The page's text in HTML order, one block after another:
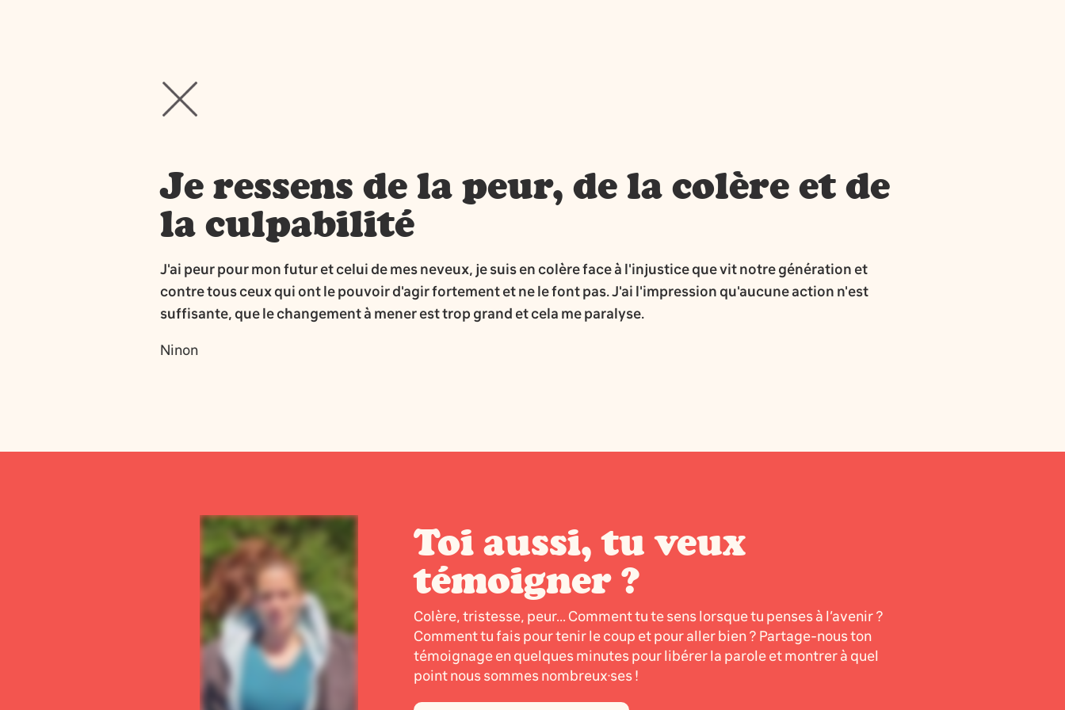
Je ressens de la peur, de la colère et de
la culpabilité
J'ai peur pour mon futur et celui de mes neveux, je suis en colère face à l'injustice que vit notre génération et
contre tous ceux qui ont le pouvoir d'agir fortement et ne le font pas. J'ai l'impression qu'aucune action n'est
suffisante, que le changement à mener est trop grand et cela me paralyse.
Ninon
Toi aussi, tu veux
témoigner ?
Colère, tristesse, peur... Comment tu te sens lorsque tu penses à l’avenir ?
Comment tu fais pour tenir le coup et pour aller bien ? Partage-nous ton
témoignage en quelques minutes pour libérer la parole et montrer à quel
point nous sommes nombreux·ses !